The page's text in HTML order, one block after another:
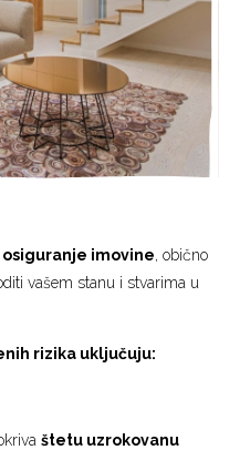
osiguranje imovine, obično
vašem stanu i stvarima u
rizika uključuju:
štetu uzrokovanu